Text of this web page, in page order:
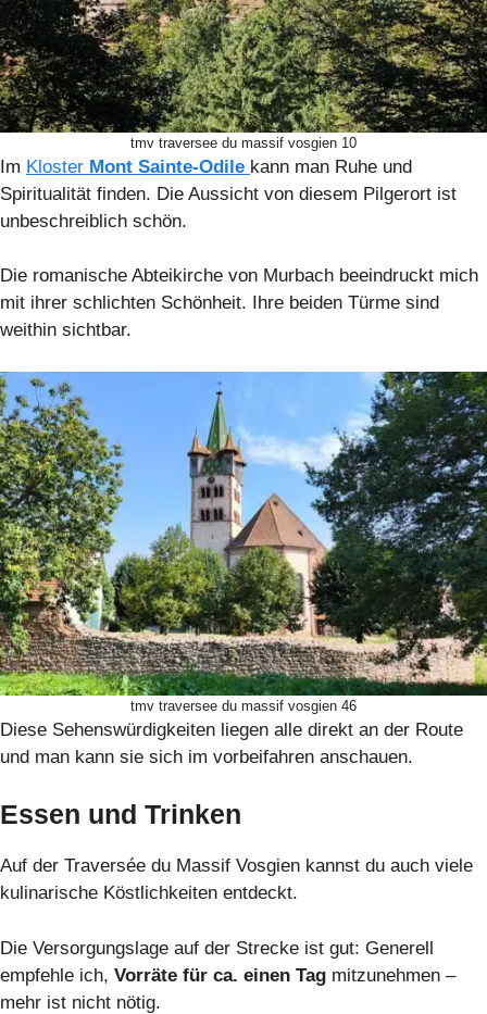
tmv traversee du massif vosgien 10
Im Kloster Mont Sainte-Odile kann man Ruhe und
Spiritualität finden. Die Aussicht von diesem Pilgerort ist
unbeschreiblich schön.
Die romanische Abteikirche von Murbach beeindruckt mich
mit ihrer schlichten Schönheit. Ihre beiden Türme sind
weithin sichtbar.
tmv traversee du massif vosgien 46
Diese Sehenswürdigkeiten liegen alle direkt an der Route
und man kann sie sich im vorbeifahren anschauen.
Essen und Trinken
Auf der Traversée du Massif Vosgien kannst du auch viele
kulinarische Köstlichkeiten entdeckt.
Die Versorgungslage auf der Strecke ist gut: Generell
empfehle ich, Vorräte für ca. einen Tag mitzunehmen –
mehr ist nicht nötig.